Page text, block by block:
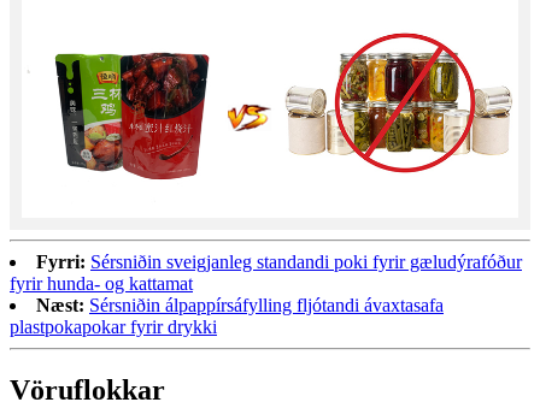
Fyrri: Sérsniðin sveigjanleg standandi poki fyrir gæludýrafóður
fyrir hunda- og kattamat
Næst: Sérsniðin álpappírsáfylling fljótandi ávaxtasafa
plastpokapokar fyrir drykki
Vöruflokkar